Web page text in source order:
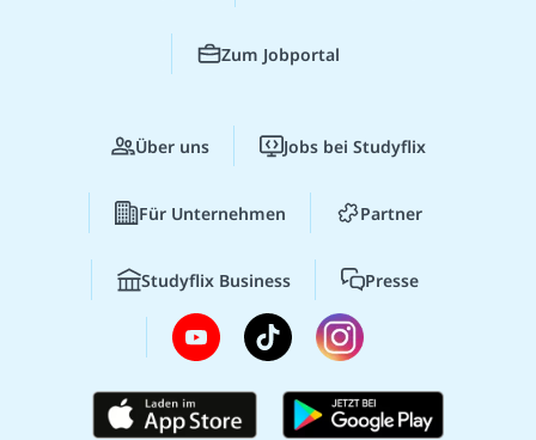
Zum Jobportal
Über uns Jobs bei Studyflix
Für Unternehmen Partner
Studyflix Business Presse